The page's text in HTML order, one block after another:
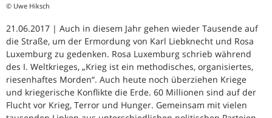
© Uwe Hiksch
21.06.2017 | Auch in diesem Jahr gehen wieder Tausende auf
die Straße, um der Ermordung von Karl Liebknecht und Rosa
Luxemburg zu gedenken. Rosa Luxemburg schrieb während
des I. Weltkrieges, „Krieg ist ein methodisches, organisiertes,
riesenhaftes Morden“. Auch heute noch überziehen Kriege
und kriegerische Konflikte die Erde. 60 Millionen sind auf der
Flucht vor Krieg, Terror und Hunger. Gemeinsam mit vielen